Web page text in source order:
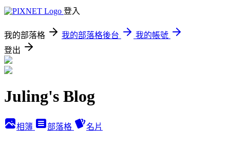
登入
我的部落格 我的部落格後台
我的帳號
登出
Juling's Blog
相簿 部落格 名片